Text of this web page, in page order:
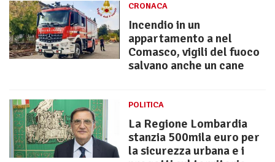
CRONACA
Incendio in un
appartamento a nel
Comasco, vigili del fuoco
salvano anche un cane
POLITICA
La Regione Lombardia
stanzia 500mila euro per
la sicurezza urbana e i